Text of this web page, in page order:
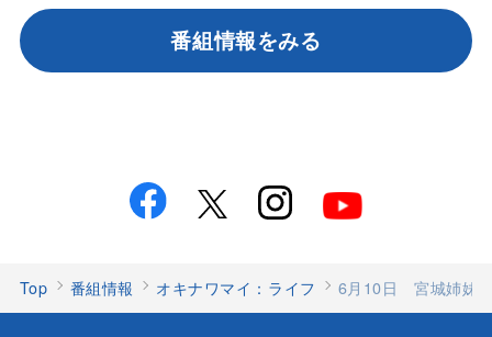
番組情報をみる
Top 番組情報 オキナワマイ：ライフ 6月10日 宮城姉妹